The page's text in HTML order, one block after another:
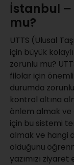
İstanbul –
mu?
UTTS (Ulusal
için büyük
zorunlu mu?
filolar için
durumda
kontrol altına
önlem almak
için bu sistemi
almak ve hangi
olduğunu
yazımızı ziyaret